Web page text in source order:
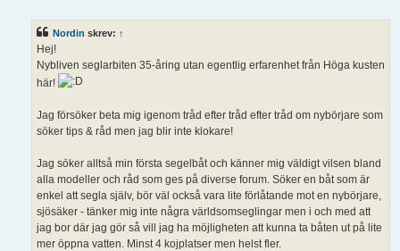
Nordin skrev: ↑
Hej!
Nybliven seglarbiten 35-åring utan egentlig erfarenhet från Höga kusten
här!
Jag försöker beta mig igenom tråd efter tråd efter tråd om nybörjare som
söker tips & råd men jag blir inte klokare!
Jag söker alltså min första segelbåt och känner mig väldigt vilsen bland
alla modeller och råd som ges på diverse forum. Söker en båt som är
enkel att segla själv, bör väl också vara lite förlåtande mot en nybörjare,
sjösäker - tänker mig inte några världsomseglingar men i och med att
jag bor där jag gör så vill jag ha möjligheten att kunna ta båten ut på lite
mer öppna vatten. Minst 4 kojplatser men helst fler.